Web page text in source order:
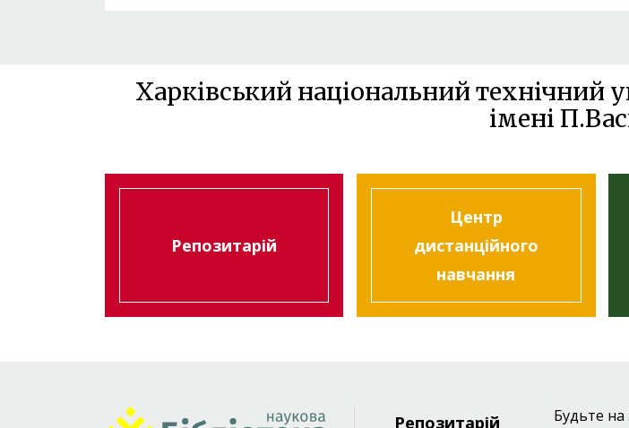
Харківський національний технічний
імені
Репозитарій
Центр
дистанційного
навчання
Репозитарій
Будьте на